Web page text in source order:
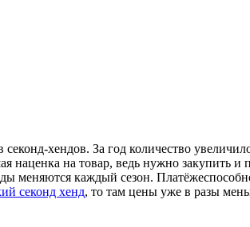
секонд-хендов. За год количество
на товар, ведь нужно закупить и
меняются каждый сезон.
секонд хенд, то там цены уже в разы